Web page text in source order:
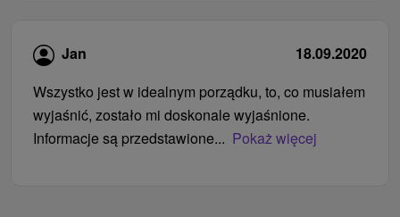
Jan
18.09.2020
Wszystko jest w idealnym porządku, to, co musiałem
wyjaśnić, zostało mi doskonale wyjaśnione.
Informacje są przedstawione... Pokaż więcej